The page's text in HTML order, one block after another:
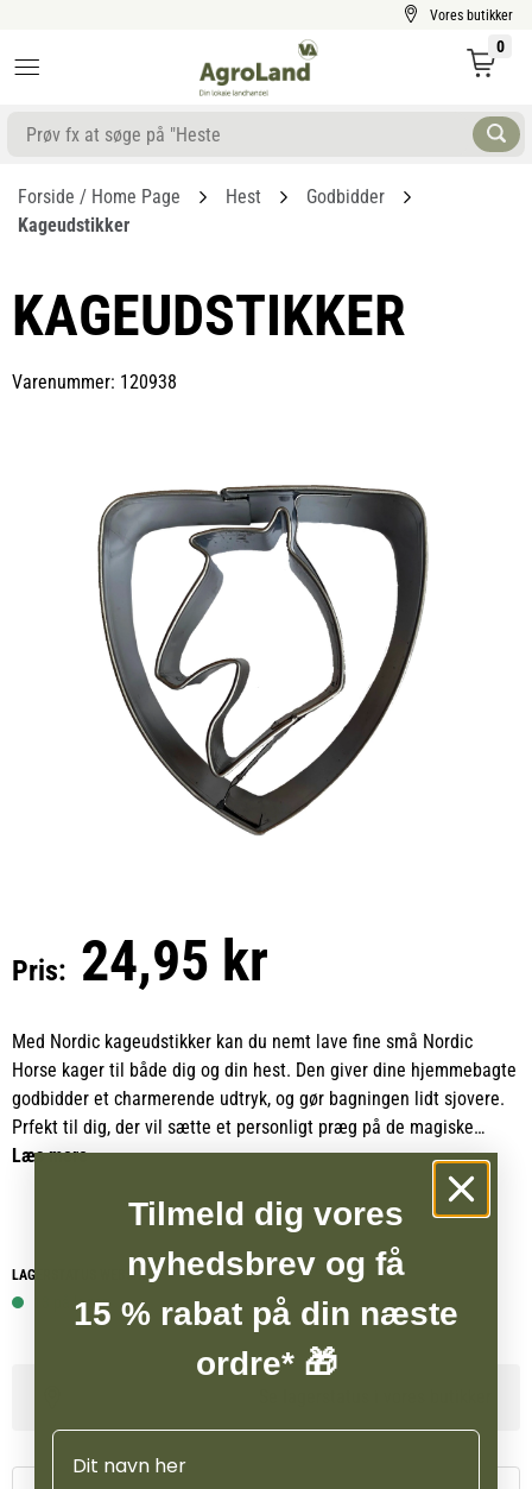
Vores butikker
0
Forside / Home Page Hest
Godbidder
Kageudstikker
KAGEUDSTIKKER
Varenummer: 120938
Pris: 24,95 kr
Med Nordic kageudstikker kan du nemt lave fine små Nordic
Horse kager til både dig og din hest. Den giver dine hjemmebagte
godbidder et charmerende udtryk, og gør bagningen lidt sjovere.
Prfekt til dig, der vil sætte et personligt præg på de magiske
hestekager.
Læs mere
LAGERSTATUS WEBSHOP
13 på lager
Tilmeld dig vores
nyhedsbrev og få
15 % rabat på din næste
ordre* 🎁
Navn